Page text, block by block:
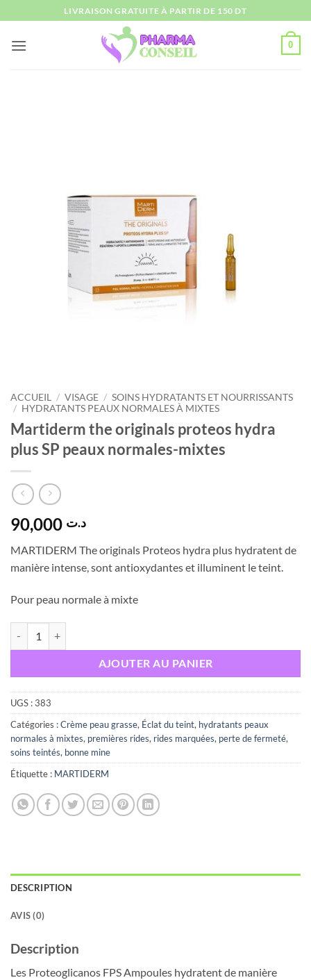
au
contenu
LIVRAISON GRATUITE À PARTIR DE 150 DT
0
ACCUEIL / VISAGE / SOINS HYDRATANTS ET NOURRISSANTS
/ HYDRATANTS PEAUX NORMALES À MIXTES
Martiderm the originals proteos hydra
plus SP peaux normales-mixtes
د.ت
MARTIDERM The originals Proteos hydra plus hydratent de
manière intense, sont antioxydantes et illuminent le teint.
Pour peau normale à mixte
AJOUTER AU PANIER
UGS :383
Catégories :Crème peau grasse, Éclat du teint, hydratants peaux
normales à mixtes, premières rides, rides marquées, perte de fermeté,
soins teintés, bonne mine
Étiquette : MARTIDERM
DESCRIPTION
AVIS (0)
Description
Les Proteoglicanos FPS Ampoules hydratent de manière